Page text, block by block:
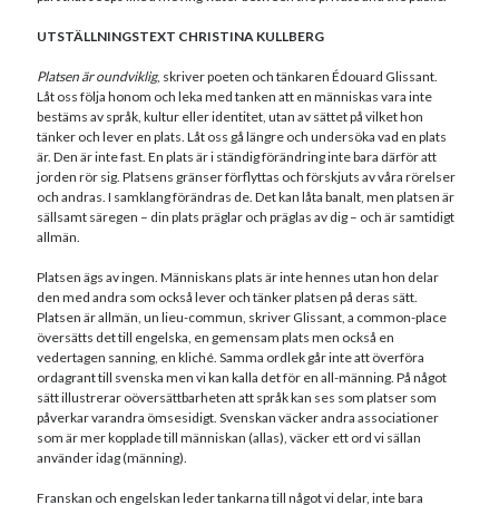
UTSTÄLLNINGSTEXT CHRISTINA KULLBERG
Platsen är oundviklig, skriver poeten och tänkaren Édouard Glissant.
Låt oss följa honom och leka med tanken att en människas vara inte
bestäms av språk, kultur eller identitet, utan av sättet på vilket hon
tänker och lever en plats. Låt oss gå längre och undersöka vad en plats
är. Den är inte fast. En plats är i ständig förändring inte bara därför att
jorden rör sig. Platsens gränser förflyttas och förskjuts av våra rörelser
och andras. I samklang förändras de. Det kan låta banalt, men platsen är
sällsamt säregen – din plats präglar och präglas av dig – och är samtidigt
allmän.
Platsen ägs av ingen. Människans plats är inte hennes utan hon delar
den med andra som också lever och tänker platsen på deras sätt.
Platsen är allmän, un lieu-commun, skriver Glissant, a common-place
översätts det till engelska, en gemensam plats men också en
vedertagen sanning, en kliché. Samma ordlek går inte att överföra
ordagrant till svenska men vi kan kalla det för en all-männing. På något
sätt illustrerar oöversättbarheten att språk kan ses som platser som
påverkar varandra ömsesidigt. Svenskan väcker andra associationer
som är mer kopplade till människan (allas), väcker ett ord vi sällan
använder idag (männing).
Franskan och engelskan leder tankarna till något vi delar, inte bara